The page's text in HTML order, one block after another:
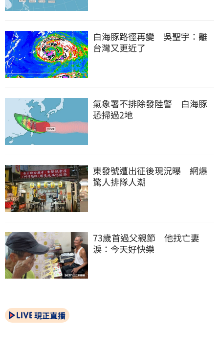
白海豚路徑再變　吳聖宇：離
台灣又更近了
氣象署不排除發陸警　白海豚
恐掃過2地
東發號遭出征後現況曝　網爆
驚人排隊人潮
73歲首過父親節　他找亡妻
淚：今天好快樂
現正直播